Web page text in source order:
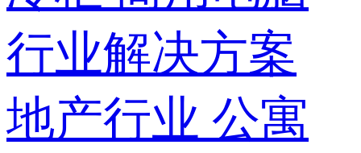
行业解决方案
地产行业 公寓